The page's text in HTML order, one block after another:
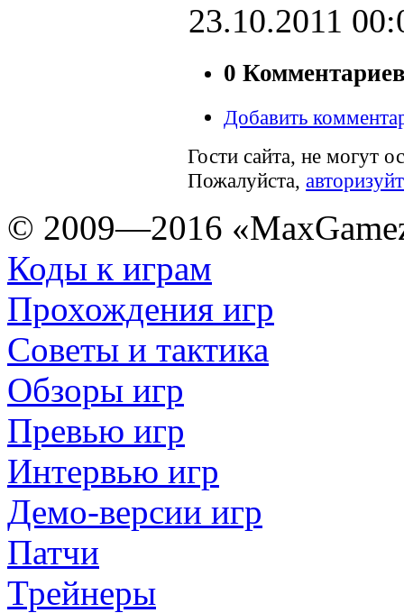
23.10.2011
0
Добавить
Гости сайта, не могут
Пожалуйста,
© 2009—2016
Коды к играм
Прохождения игр
Советы и тактика
Обзоры игр
Превью игр
Интервью игр
Демо-версии игр
Патчи
Трейнеры